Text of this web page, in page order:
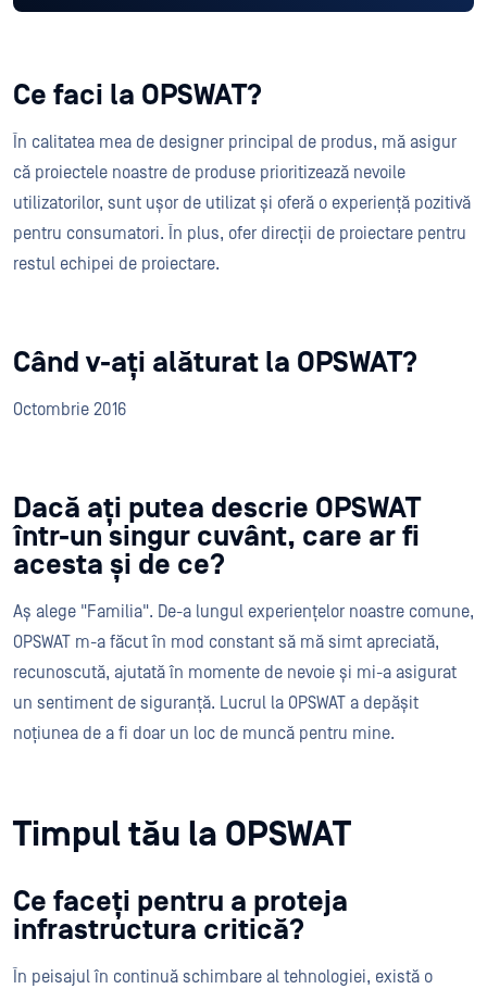
Ce faci la OPSWAT?
În calitatea mea de designer principal de produs, mă asigur
că proiectele noastre de produse prioritizează nevoile
utilizatorilor, sunt ușor de utilizat și oferă o experiență pozitivă
pentru consumatori. În plus, ofer direcții de proiectare pentru
restul echipei de proiectare.
Când v-ați alăturat la OPSWAT?
Octombrie 2016
Dacă ați putea descrie OPSWAT
într-un singur cuvânt, care ar fi
acesta și de ce?
Aș alege "Familia". De-a lungul experiențelor noastre comune,
OPSWAT m-a făcut în mod constant să mă simt apreciată,
recunoscută, ajutată în momente de nevoie și mi-a asigurat
un sentiment de siguranță. Lucrul la OPSWAT a depășit
noțiunea de a fi doar un loc de muncă pentru mine.
Timpul tău la OPSWAT
Ce faceți pentru a proteja
infrastructura critică?
În peisajul în continuă schimbare al tehnologiei, există o